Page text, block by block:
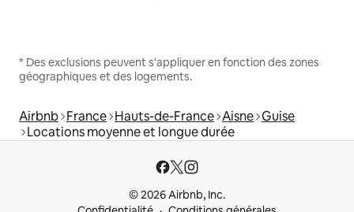
* Des exclusions peuvent s'appliquer en fonction des zones
géographiques et des logements.
Airbnb France Hauts-de-France Aisne Guise
Locations moyenne et longue durée
© 2026 Airbnb, Inc.